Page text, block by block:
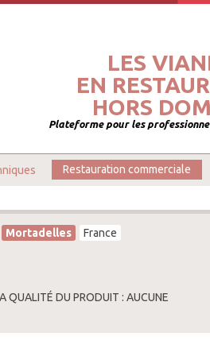
LES
EN
HORS
Plateforme pour les
Restauration commerciale
Mortadelles France
QUALITÉ DU PRODUIT : AUCUNE